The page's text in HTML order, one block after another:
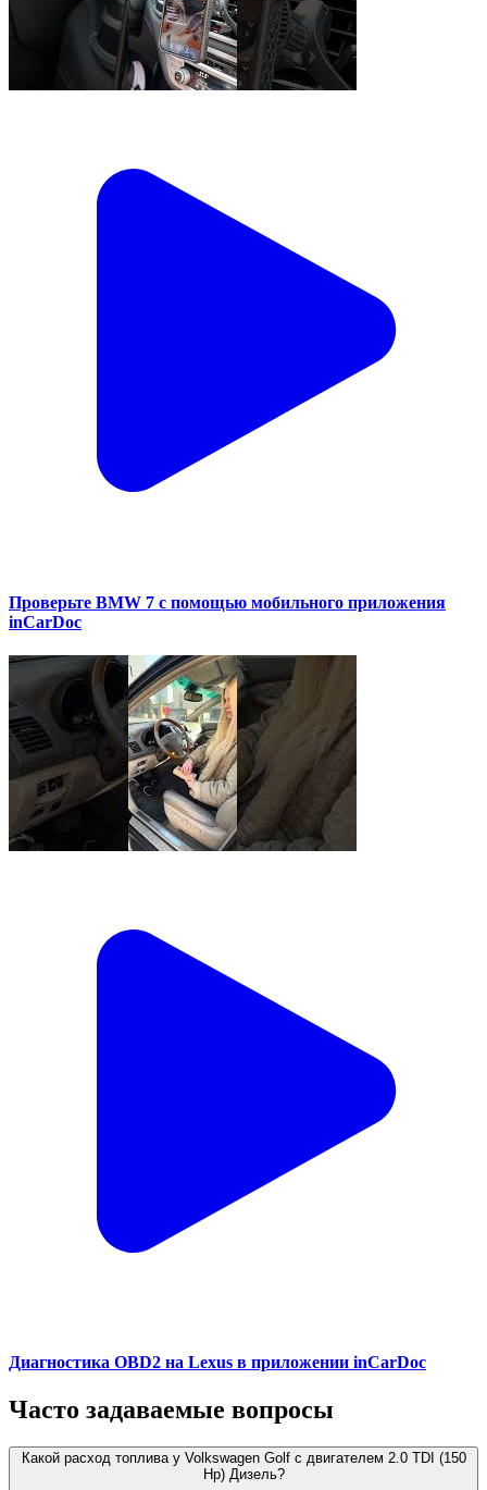
Проверьте BMW 7 с помощью мобильного приложения
inCarDoc
Диагностика OBD2 на Lexus в приложении inCarDoc
Часто задаваемые вопросы
Какой расход топлива у Volkswagen Golf с двигателем 2.0 TDI (150
Hp) Дизель?